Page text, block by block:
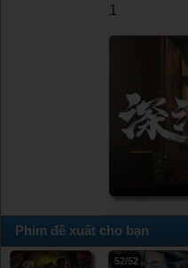
1
Phim đề xuất cho bạn
52/52